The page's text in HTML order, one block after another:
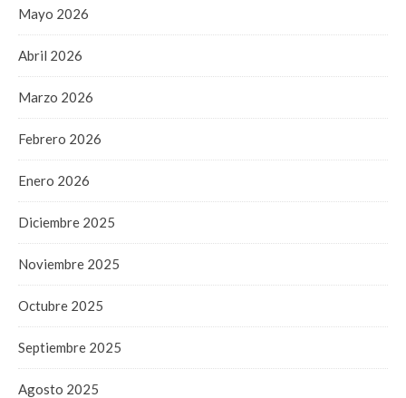
Mayo 2026
Abril 2026
Marzo 2026
Febrero 2026
Enero 2026
Diciembre 2025
Noviembre 2025
Octubre 2025
Septiembre 2025
Agosto 2025